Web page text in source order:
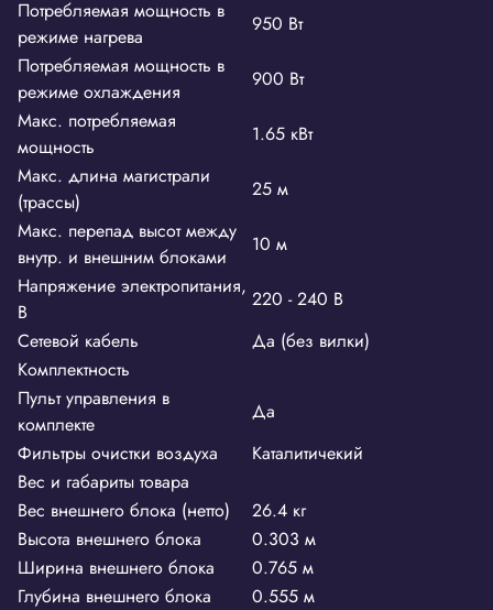
Потребляемая мощность в
режиме нагрева
950 Вт
Потребляемая мощность в
режиме охлаждения
900 Вт
Макс. потребляемая
мощность
1.65 кВт
Макс. длина магистрали
(трассы)
25 м
Макс. перепад высот между
внутр. и внешним блоками
10 м
Напряжение электропитания,
В
220 - 240 В
Сетевой кабель
Да (без вилки)
Комплектность
Пульт управления в
комплекте
Да
Фильтры очистки воздуха
Каталитичекий
Вес и габариты товара
Вес внешнего блока (нетто)
26.4 кг
Высота внешнего блока
0.303 м
Ширина внешнего блока
0.765 м
Глубина внешнего блока
0.555 м